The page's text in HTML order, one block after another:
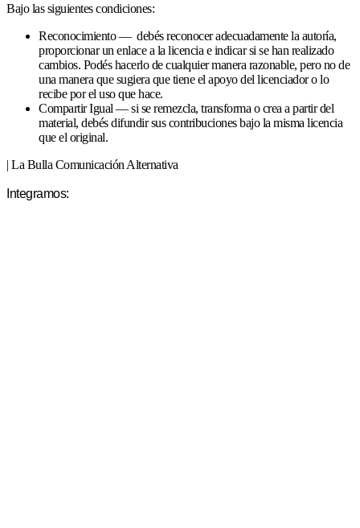
Bajo las siguientes condiciones:
Reconocimiento — debés reconocer adecuadamente la autoría,
proporcionar un enlace a la licencia e indicar si se han realizado
cambios. Podés hacerlo de cualquier manera razonable, pero no de
una manera que sugiera que tiene el apoyo del licenciador o lo
recibe por el uso que hace.
Compartir Igual — si se remezcla, transforma o crea a partir del
material, debés difundir sus contribuciones bajo la misma licencia
que el original.
| La Bulla Comunicación Alternativa
Integramos: